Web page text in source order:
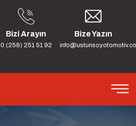
Bizi Arayın
0 (258) 251 51 92
Bize Yazın